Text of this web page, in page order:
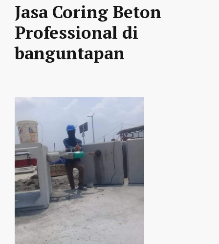
Jasa Coring Beton
Professional di
banguntapan